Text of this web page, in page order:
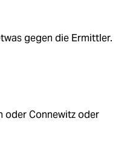
gegen die Ermittler.
oder Connewitz oder